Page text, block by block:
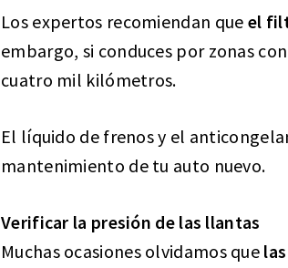
Los expertos recomiendan que el
embargo, si conduces por zonas
cuatro mil kilómetros.
El líquido de frenos y el
mantenimiento de tu auto nuevo.
Verificar la presión de las llantas
Muchas ocasiones olvidamos que